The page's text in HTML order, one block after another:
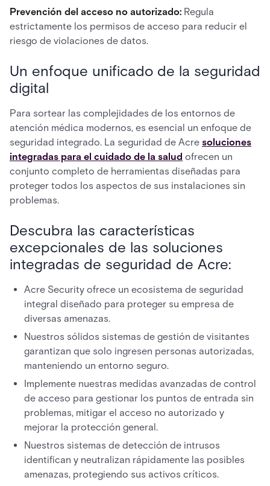
Prevención del acceso no autorizado: Regula
estrictamente los permisos de acceso para reducir el
riesgo de violaciones de datos.
Un enfoque unificado de la seguridad
digital
Para sortear las complejidades de los entornos de
atención médica modernos, es esencial un enfoque de
seguridad integrado. La seguridad de Acre soluciones
integradas para el cuidado de la salud ofrecen un
conjunto completo de herramientas diseñadas para
proteger todos los aspectos de sus instalaciones sin
problemas.
Descubra las características
excepcionales de las soluciones
integradas de seguridad de Acre:
Acre Security ofrece un ecosistema de seguridad
integral diseñado para proteger su empresa de
diversas amenazas.
Nuestros sólidos sistemas de gestión de visitantes
garantizan que solo ingresen personas autorizadas,
manteniendo un entorno seguro.
Implemente nuestras medidas avanzadas de control
de acceso para gestionar los puntos de entrada sin
problemas, mitigar el acceso no autorizado y
mejorar la protección general.
Nuestros sistemas de detección de intrusos
identifican y neutralizan rápidamente las posibles
amenazas, protegiendo sus activos críticos.